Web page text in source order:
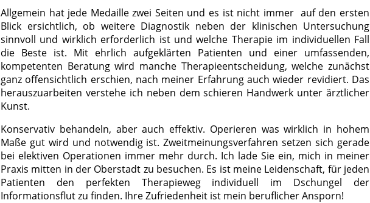
Allgemein hat jede Medaille zwei Seiten und es ist nicht immer auf den ersten
Blick ersichtlich, ob weitere Diagnostik neben der klinischen Untersuchung
sinnvoll und wirklich erforderlich ist und welche Therapie im individuellen Fall
die Beste ist. Mit ehrlich aufgeklärten Patienten und einer umfassenden,
kompetenten Beratung wird manche Therapieentscheidung, welche zunächst
ganz offensichtlich erschien, nach meiner Erfahrung auch wieder revidiert. Das
herauszuarbeiten verstehe ich neben dem schieren Handwerk unter ärztlicher
Kunst.
Konservativ behandeln, aber auch effektiv. Operieren was wirklich in hohem
Maße gut wird und notwendig ist. Zweitmeinungsverfahren setzen sich gerade
bei elektiven Operationen immer mehr durch. Ich lade Sie ein, mich in meiner
Praxis mitten in der Oberstadt zu besuchen. Es ist meine Leidenschaft, für jeden
Patienten den perfekten Therapieweg individuell im Dschungel der
Informationsflut zu finden. Ihre Zufriedenheit ist mein beruflicher Ansporn!